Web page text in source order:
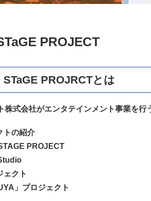
PROJECT
STaGE PROJRCTとは
株式会社がエンタテインメント事業を
トの紹介
PROJECT
ェクト
」プロジェクト